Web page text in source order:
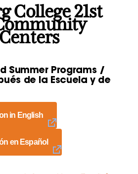
College 21st
Summer Programs /
de la Escuela y de
in English
en Español